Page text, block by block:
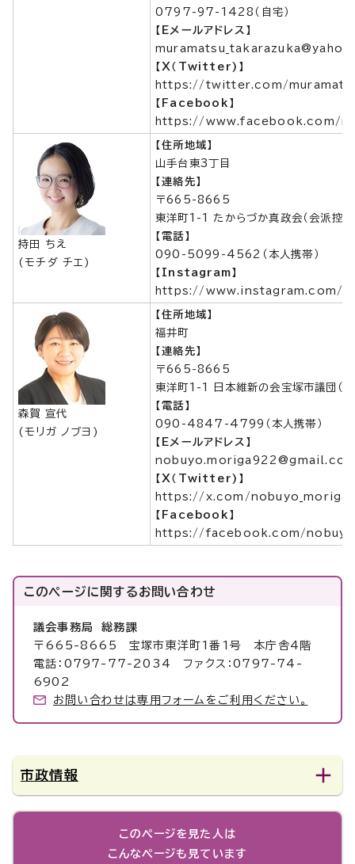
0797-97-1428（自宅）
【Eメールアドレス】
【X（Twitter)】
https://twitter.com/
【Facebook】
https://www.facebook.com/
持田 ちえ
(モチダ チエ)
【住所地域】
山手台東3丁目
【連絡先】
〒665-8665
東洋町1-1 たからづか真政会（会派控室
【電話】
090-5099-4562（本人携帯）
【Instagram】
https://www.instagram.com/
森賀 宣代
(モリガ ノブヨ)
【住所地域】
福井町
【連絡先】
〒665-8665
東洋町1-1 日本維新の会宝塚市議団（会
【電話】
090-4847-4799（本人携帯）
【Eメールアドレス】
【X（Twitter)】
https://x.com/nobuyo_moriga
【Facebook】
https://facebook.com/
このページに関するお問い合わせ
議会事務局 総務課
〒665-8665 宝塚市東洋町1番1号 本庁舎4階
電話：0797-77-2034 ファクス：0797-74-
6902
お問い合わせは専用フォームをご利用ください。
市政情報
このページを見た人は
こんなページも見ています